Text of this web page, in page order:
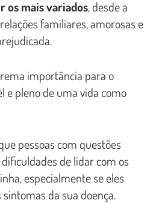
os mais variados, desde a
familiares, amorosas e
importância para o
e pleno de uma vida como
pessoas com questões
de lidar com os
especialmente se eles
da sua doença.